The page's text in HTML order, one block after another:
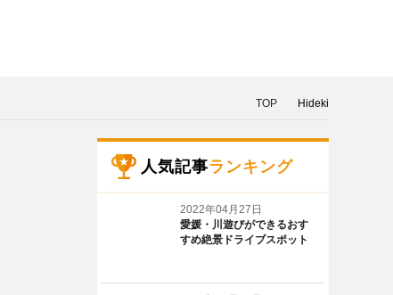
TOP Hideki
人気記事ランキング
2022年04月27日
愛媛・川遊びができるおす
すめ絶景ドライブスポット